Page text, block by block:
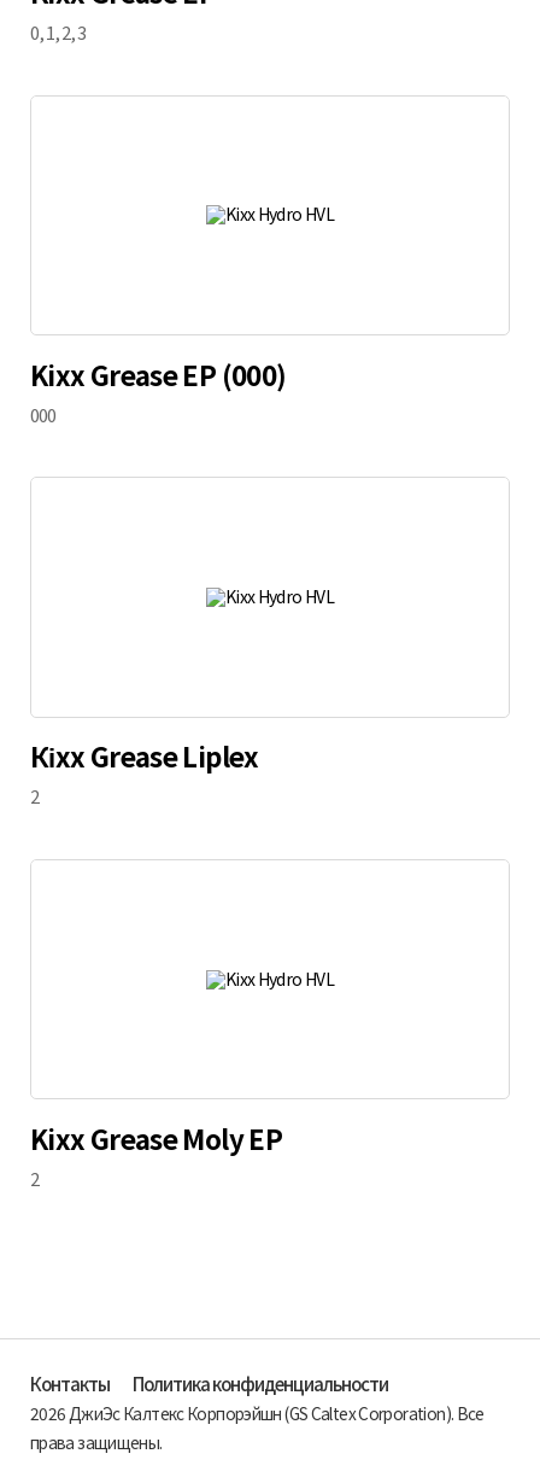
0, 1, 2, 3
Kixx Grease EP (000)
000
Кіхх Grease Liplex
2
Kixx Grease Moly EP
2
Контакты Политика конфиденциальности
2026 ДжиЭс Калтекс Корпорэйшн (GS Caltex Corporation). Все
права защищены.